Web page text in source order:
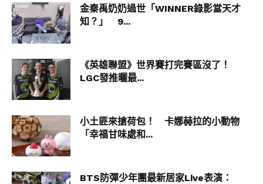
金秦禹奶奶過世「WINNER錄影當天才
知？」 9...
《英雄聯盟》世界賽打完賽區沒了！
LGC發推曬最...
小土匪來搶荷包！ 卡娜赫拉的小動物
「幸福甘味處和...
BTS防彈少年團最新居家Live表演：